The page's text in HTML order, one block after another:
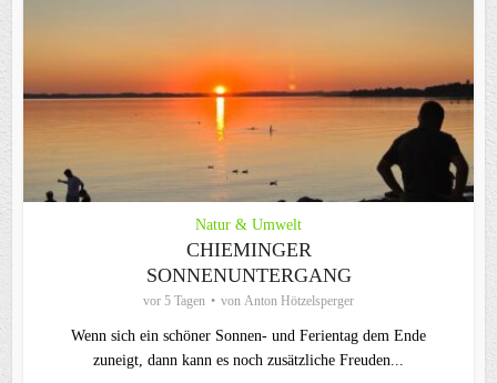
Natur & Umwelt
CHIEMINGER
SONNENUNTERGANG
vor 5 Tagen von Anton Hötzelsperger
Wenn sich ein schöner Sonnen- und Ferientag dem Ende
zuneigt, dann kann es noch zusätzliche Freuden...